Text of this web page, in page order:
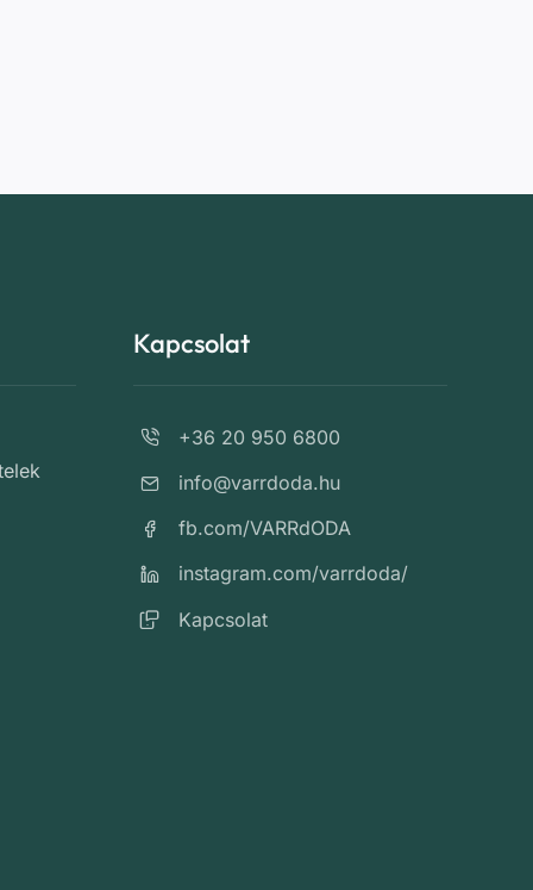
Kapcsolat
+36 20 950 6800
info@varrdoda.hu
fb.com/VARRdODA
instagram.com/varrdoda/
Kapcsolat